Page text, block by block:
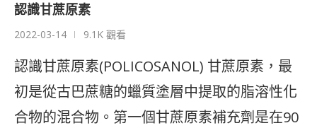
認識甘蔗原素
2022-03-14 9.1K 觀看
認識甘蔗原素(POLICOSANOL) 甘蔗原素，最
初是從古巴蔗糖的蠟質塗層中提取的脂溶性化
合物的混合物。第一個甘蔗原素補充劑是在90